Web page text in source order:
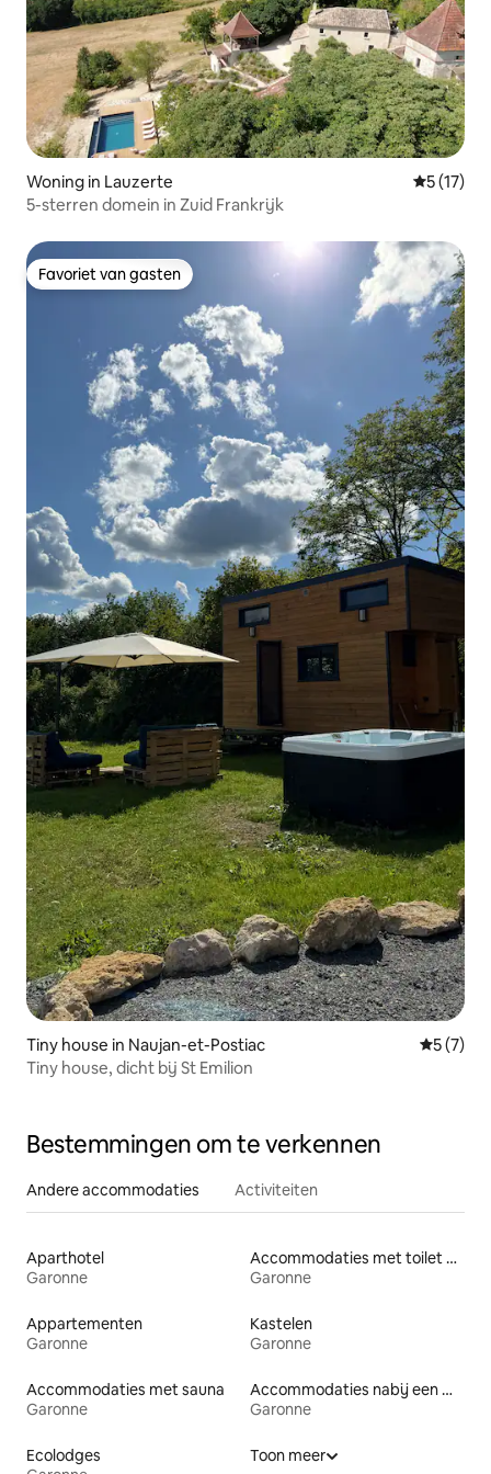
Woning in Lauzerte
5 (17)
5-sterren domein in Zuid Frankrijk
Favoriet van gasten
Favoriet van gasten
Tiny house in Naujan-et-Postiac
5 (7)
Tiny house, dicht bij St Emilion
Bestemmingen om te verkennen
Andere accommodaties Activiteiten
Aparthotel
Garonne
Accommodaties met toilet op toegankelijke hoogte
Garonne
Appartementen
Garonne
Kastelen
Garonne
Accommodaties met sauna
Garonne
Accommodaties nabij een meer
Garonne
Ecolodges
Toon meer